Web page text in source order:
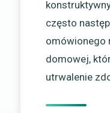
często
omówionego
domowej,
utrwalenie